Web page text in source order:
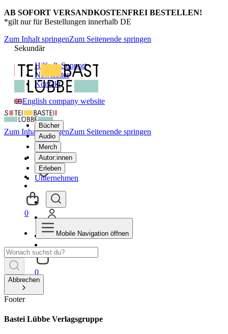
AB SOFORT VERSANDKOSTENFREI BESTELLEN!
*gilt nur für Bestellungen innerhalb DE
Zum Inhalt springenZum Seitenende springen
Sekundär
Hilfe & Support
Newsletter
Kontakt
English company website
Bücher
Audio
Merch
Autor:innen
Erleben
Unternehmen
0
Zum Inhalt springenZum Seitenende springen
0
Mobile Navigation öffnen
Abbrechen
Footer
Bastei Lübbe Verlagsgruppe